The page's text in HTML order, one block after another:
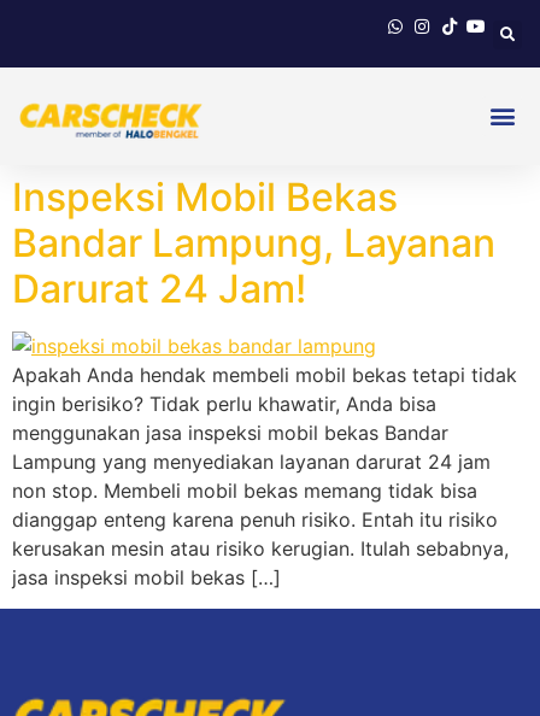
Inspeksi Mobil Bekas
Bandar Lampung, Layanan
Darurat 24 Jam!
Apakah Anda hendak membeli mobil bekas tetapi tidak
ingin berisiko? Tidak perlu khawatir, Anda bisa
menggunakan jasa inspeksi mobil bekas Bandar
Lampung yang menyediakan layanan darurat 24 jam
non stop. Membeli mobil bekas memang tidak bisa
dianggap enteng karena penuh risiko. Entah itu risiko
kerusakan mesin atau risiko kerugian. Itulah sebabnya,
jasa inspeksi mobil bekas […]